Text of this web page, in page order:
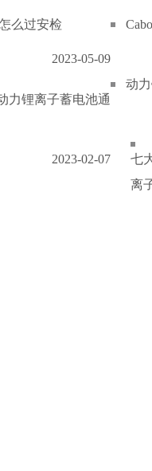
么过安检
2023-05-09
力锂离子蓄电池通
2023-02-07
动
七
离